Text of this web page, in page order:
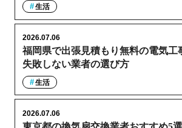
生活
福岡県で出張見積もり無料の電気工
失敗しない業者の選び方
2026.07.06
生活
2026.07.06